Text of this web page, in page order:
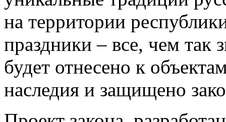
на территории
праздники – все, чем так
будет отнесено к
наследия и защищено